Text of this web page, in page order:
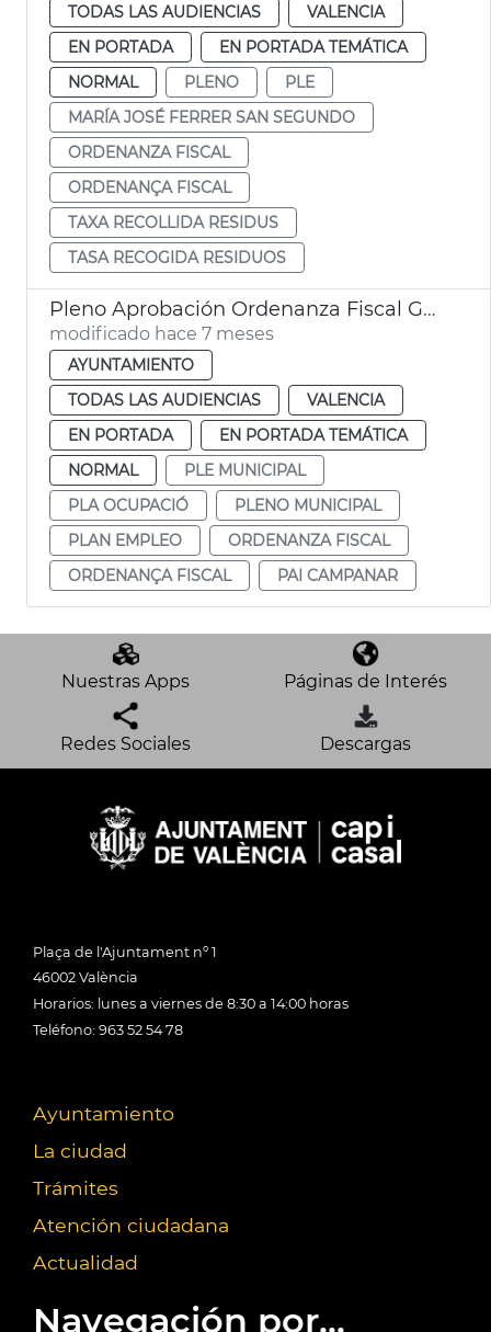
TODAS LAS AUDIENCIAS
VALENCIA
EN PORTADA
EN PORTADA TEMÁTICA
NORMAL
PLENO
PLE
MARÍA JOSÉ FERRER SAN SEGUNDO
ORDENANZA FISCAL
ORDENANÇA FISCAL
TAXA RECOLLIDA RESIDUS
TASA RECOGIDA RESIDUOS
Pleno Aprobación Ordenanza Fiscal General de València 2026
modificado hace 7 meses
AYUNTAMIENTO
TODAS LAS AUDIENCIAS
VALENCIA
EN PORTADA
EN PORTADA TEMÁTICA
NORMAL
PLE MUNICIPAL
PLA OCUPACIÓ
PLENO MUNICIPAL
PLAN EMPLEO
ORDENANZA FISCAL
ORDENANÇA FISCAL
PAI CAMPANAR
Nuestras Apps Páginas de Interés
Redes Sociales Descargas
Plaça de l'Ajuntament nº 1
46002 València
Horarios: lunes a viernes de 8:30 a 14:00 horas
Teléfono: 963 52 54 78
Ayuntamiento
La ciudad
Trámites
Atención ciudadana
Actualidad
Navegación por...